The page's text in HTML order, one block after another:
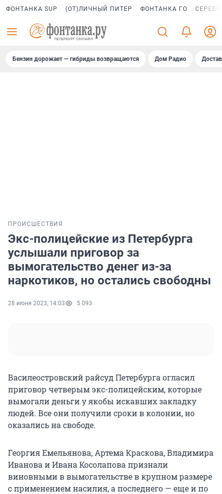
ФОНТАНКА SUP (ОТ)ЛИЧНЫЙ ПИТЕР ФОНТАНКА ГО
Бензин дорожает — гибриды возвращаются Дом Радио
ПРОИСШЕСТВИЯ
Экс-полицейские из Петербурга
услышали приговор за
вымогательство денег из-за
наркотиков, но остались свободны
28 июня 2023, 14:03 5 093
Василеостровский райсуд Петербурга огласил
приговор четверым экс-полицейским, которые
вымогали деньги у якобы искавших закладку
людей. Все они получили сроки в колонии, но
оказались на свободе.
Георгия Емельянова, Артема Краскова, Владимира
Иванова и Ивана Косолапова признали
виновными в вымогательстве в крупном размере
с применением насилия, а последнего — еще и по